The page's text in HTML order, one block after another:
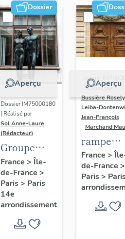
Dossier
Aperçu
Dossier IM75000180
| Réalisé par
Sol Anne-Laure
(Rédacteur)
Groupe
sculpté :
Les
Adolescents
France > Île-
de-France >
Paris> Paris
14e
arrondissement
Aperçu
Dossier
| Réalisé par
Bussière
Leiba-
Jean-François
- Marchand
rampe
d'appui,
escalier
l' hôtel
(non
France >
de-France >
Paris>